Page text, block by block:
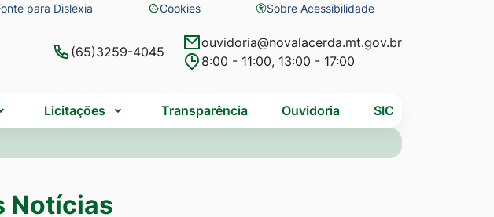
para Dislexia Cookies
Abrir
preferências
de
Sobre Acessibilidade
(65)3259-4045
ouvidoria@novalacerda.mt.gov.br
8:00 - 11:00, 13:00 - 17:00
Licitações Transparência Ouvidoria SIC
Notícias